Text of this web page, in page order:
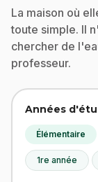
La maison où
toute simple. Il
chercher de
professeur.
Années
Élémentaire
1re année